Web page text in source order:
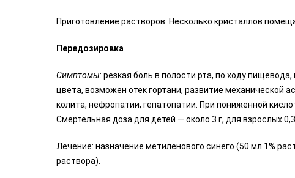
Приготовление растворов. Несколько кристаллов
Передозировка
Симптомы: резкая боль в полости рта, по ходу
цвета, возможен отек гортани, развитие механической
колита, нефропатии, гепатопатии. При пониженной
Смертельная доза для детей — около 3 г, для взрослых
Лечение: назначение метиленового синего (50 мл 1%
раствора).